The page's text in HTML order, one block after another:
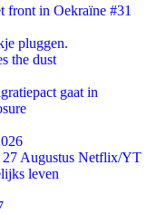
front in Oekraïne #31
pluggen.
the dust
gaat in
Augustus Netflix/YT
leven